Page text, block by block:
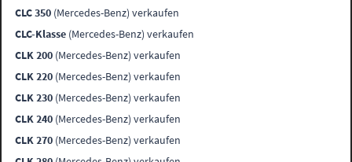
CLC 350 (Mercedes-Benz) verkaufen
CLC-Klasse (Mercedes-Benz) verkaufen
CLK 200 (Mercedes-Benz) verkaufen
CLK 220 (Mercedes-Benz) verkaufen
CLK 230 (Mercedes-Benz) verkaufen
CLK 240 (Mercedes-Benz) verkaufen
CLK 270 (Mercedes-Benz) verkaufen